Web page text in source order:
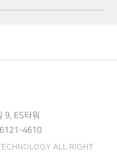
9, ES타워
4610
ALL RIGHT